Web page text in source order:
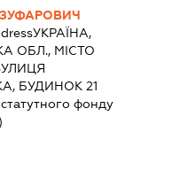
УКРАЇНА,
ОБЛ., МІСТО
БУДИНОК 21
фонду